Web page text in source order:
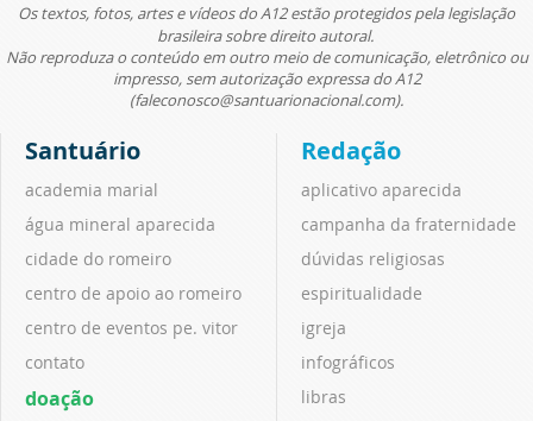
Os textos, fotos, artes e vídeos do A12 estão protegidos pela legislação
brasileira sobre direito autoral.
Não reproduza o conteúdo em outro meio de comunicação, eletrônico ou
impresso, sem autorização expressa do A12
(faleconosco@santuarionacional.com).
Santuário
academia marial
água mineral aparecida
cidade do romeiro
centro de apoio ao romeiro
centro de eventos pe. vitor
contato
doação
Redação
aplicativo aparecida
campanha da fraternidade
dúvidas religiosas
espiritualidade
igreja
infográficos
libras